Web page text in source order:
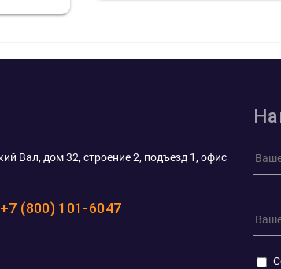
Вал, дом 32, строение 2, подъезд 1, офис
+7 (800) 101-6047